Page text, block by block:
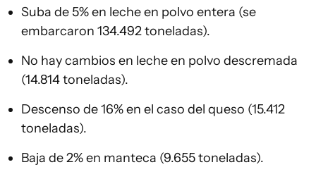
Suba de 5% en leche en polvo entera (se
embarcaron 134.492 toneladas).
No hay cambios en leche en polvo descremada
(14.814 toneladas).
Descenso de 16% en el caso del queso (15.412
toneladas).
Baja de 2% en manteca (9.655 toneladas).